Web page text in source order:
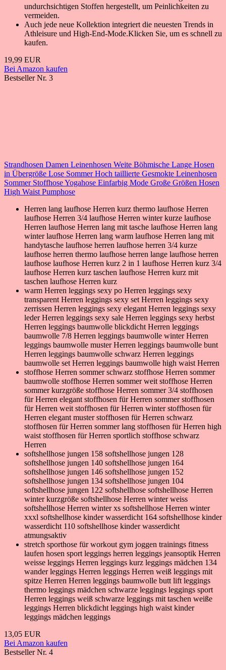
undurchsichtigen Stoffen hergestellt, um Peinlichkeiten zu
vermeiden.
Auch jede neue Kollektion integriert die neuesten Trends in
Athleisure und High-End-Mode.Klicken Sie, um es schnell zu
kaufen.
19,99 EUR
Bei Amazon kaufen
Bestseller Nr. 3
Strandhosen Damen Leinenhosen Weite Böhmische Lange Hosen
in Übergröße Lose Sommer Hoch taillierte Gesmokte Leinenhosen
Sommer Stoffhose Yogahose Einfarbig Mode Große Größen Hosen
High Waist Pumphose
Herren lang laufhose Herren kurz thermo laufhose Herren
laufhose Herren 3/4 laufhose Herren winter kurze laufhose
Herren laufhose Herren lang mit tasche laufhose Herren lang
winter laufhose Herren lang warm laufhose Herren lang mit
handytasche laufhose herren laufhose herren 3/4 kurze
laufhose herren thermo laufhose herren lange laufhose herren
laufhose laufhose Herren kurz 2 in 1 laufhose Herren kurz 3/4
laufhose Herren kurz taschen laufhose Herren kurz mit
taschen laufhose Herren kurz
warm Herren leggings sexy po Herren leggings sexy
transparent Herren leggings sexy set Herren leggings sexy
zerrissen Herren leggings sexy elegant Herren leggings sexy
leder Herren leggings sexy sale Herren leggings sexy herbst
Herren leggings baumwolle blickdicht Herren leggings
baumwolle 7/8 Herren leggings baumwolle winter Herren
leggings baumwolle muster Herren leggings baumwolle bunt
Herren leggings baumwolle schwarz Herren leggings
baumwolle set Herren leggings baumwolle high waist Herren
stoffhose Herren sommer schwarz stoffhose Herren sommer
baumwolle stoffhose Herren sommer weit stoffhose Herren
sommer kurzgröße stoffhose Herren sommer 3/4 stoffhosen
für Herren elegant stoffhosen für Herren sommer stoffhosen
für Herren weit stoffhosen für Herren winter stoffhosen für
Herren elegant muster stoffhosen für Herren schwarz
stoffhosen für Herren sommer lang stoffhosen für Herren high
waist stoffhosen für Herren sportlich stoffhose schwarz
Herren
softshellhose jungen 158 softshellhose jungen 128
softshellhose jungen 140 softshellhose jungen 164
softshellhose jungen 146 softshellhose jungen 152
softshellhose jungen 134 softshellhose jungen 104
softshellhose jungen 122 softshellhose softshellhose Herren
winter kurzgröße softshellhose Herren winter weiss
softshellhose Herren winter xs softshellhose Herren winter
xxxl softshellhose kinder wasserdicht 164 softshellhose kinder
wasserdicht 110 softshellhose kinder wasserdicht
atmungsaktiv
stretch sporthose für workout gym joggen trainings fitness
laufen hosen sport leggings herren leggings jeansoptik Herren
weisse leggings Herren leggings kurz leggings mädchen 134
wander leggings Herren leggings Herren weiß leggings mit
spitze Herren Herren leggings baumwolle butt lift leggings
thermo leggings mädchen schwarze leggings leggings sport
Herren leggings weiß schwarze leggings mit taschen weiße
leggings Herren blickdicht leggings high waist kinder
leggings mädchen leggings
13,05 EUR
Bei Amazon kaufen
Bestseller Nr. 4